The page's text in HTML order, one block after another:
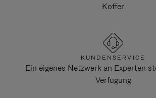
Koffer
KUNDENSERVICE
Ein eigenes Netzwerk an Experten
Verfügung